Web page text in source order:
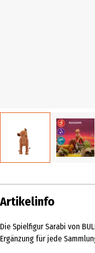
Artikelinfo
Die Spielfigur Sarabi von
Ergänzung für jede